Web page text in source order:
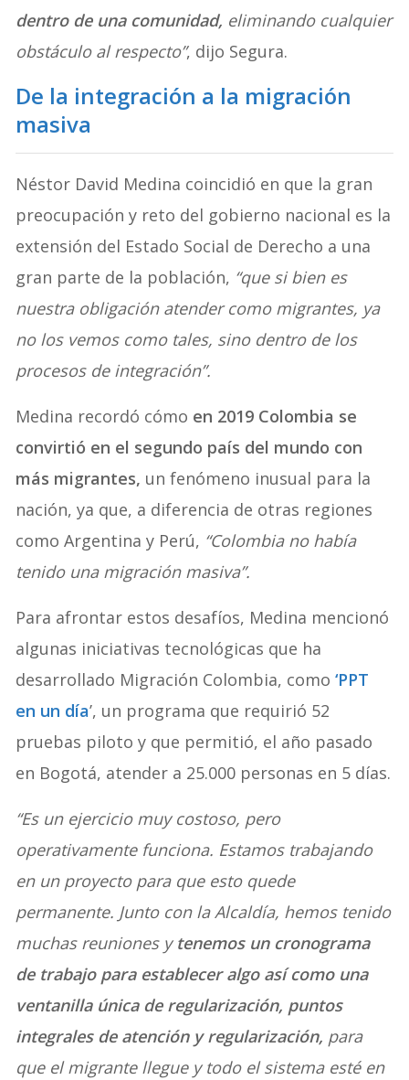
dentro de una comunidad, eliminando cualquier
obstáculo al respecto”, dijo Segura.
De la integración a la migración
masiva
Néstor David Medina coincidió en que la gran
preocupación y reto del gobierno nacional es la
extensión del Estado Social de Derecho a una
gran parte de la población, “que si bien es
nuestra obligación atender como migrantes, ya
no los vemos como tales, sino dentro de los
procesos de integración”.
Medina recordó cómo en 2019 Colombia se
convirtió en el segundo país del mundo con
más migrantes, un fenómeno inusual para la
nación, ya que, a diferencia de otras regiones
como Argentina y Perú, “Colombia no había
tenido una migración masiva”.
Para afrontar estos desafíos, Medina mencionó
algunas iniciativas tecnológicas que ha
desarrollado Migración Colombia, como‘PPT
en un día’, un programa que requirió 52
pruebas piloto y que permitió, el año pasado
en Bogotá, atender a 25.000 personas en 5 días.
“Es un ejercicio muy costoso, pero
operativamente funciona. Estamos trabajando
en un proyecto para que esto quede
permanente. Junto con la Alcaldía, hemos tenido
muchas reuniones y tenemos un cronograma
de trabajo para establecer algo así como una
ventanilla única de regularización, puntos
integrales de atención y regularización, para
que el migrante llegue y todo el sistema esté en